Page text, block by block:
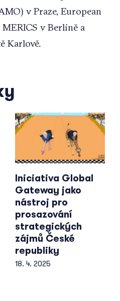
v Praze, European
v Berlíně a
Karlově.
Iniciativa Global
Gateway jako
nástroj pro
prosazování
strategických
zájmů České
republiky
18. 4. 2025